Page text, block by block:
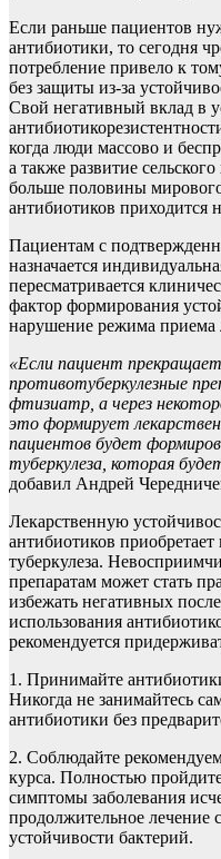
Если раньше пациентов
антибиотики, то сегодня
потребление привело к
без защиты из-за
Свой негативный вклад в
когда люди массово и
а также развитие
больше половины
антибиотиков приходится
Пациентам с
назначается
пересматривается
фактор формирования
нарушение режима приема
«Если пациент прекр
противотуберкулезные
фтизиатр , а через
это формирует
пациентов будет
туберкулеза, которая
добавил Андрей
Лекарственную
антибиотиков приобретает
туберкулеза.
препаратам может стать
избежать негативных
использования
рекомендуется
1. Принимайте
Никогда не занимайтесь
антибиотики без
2. Соблюдайте
курса. Полностью
симптомы заболевания
продолжительное лечение
устойчивости бактерий.